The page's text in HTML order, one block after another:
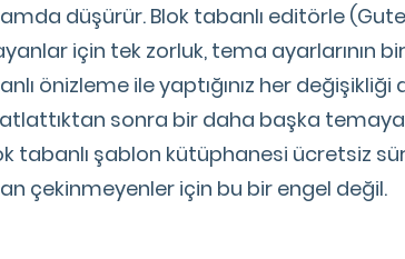
düşürür. Blok tabanlı editörle
için tek zorluk, tema ayarlarının
önizleme ile yaptığınız her
sonra bir daha başka
tabanlı şablon kütüphanesi ücretsiz
çekinmeyenler için bu bir engel değil.